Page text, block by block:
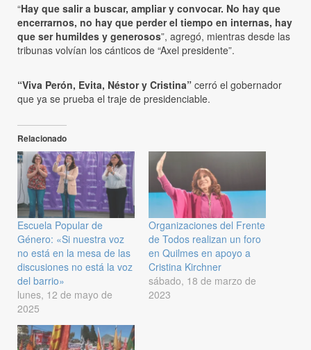
“Hay que salir a buscar, ampliar y convocar. No hay que
encerrarnos, no hay que perder el tiempo en internas, hay
que ser humildes y generosos”, agregó, mientras desde las
tribunas volvían los cánticos de “Axel presidente”.
“Viva Perón, Evita, Néstor y Cristina” cerró el gobernador
que ya se prueba el traje de presidenciable.
Relacionado
Escuela Popular de
Género: «Si nuestra voz
no está en la mesa de las
discusiones no está la voz
del barrio»
lunes, 12 de mayo de
2025
Organizaciones del Frente
de Todos realizan un foro
en Quilmes en apoyo a
Cristina Kirchner
sábado, 18 de marzo de
2023